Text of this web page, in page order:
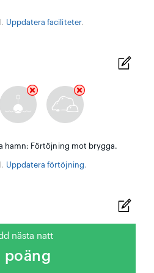
Uppdatera faciliteter.
hamn: Förtöjning mot brygga.
Uppdatera förtöjning.
nästa natt
poäng